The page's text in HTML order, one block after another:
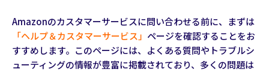
Amazonのカスタマーサービスに問い合わせる前に、まずは
「ヘルプ＆カスタマーサービス」 ページを確認することをお
すすめします。このページには、よくある質問やトラブルシ
ューティングの情報が豊富に掲載されており、多くの問題は